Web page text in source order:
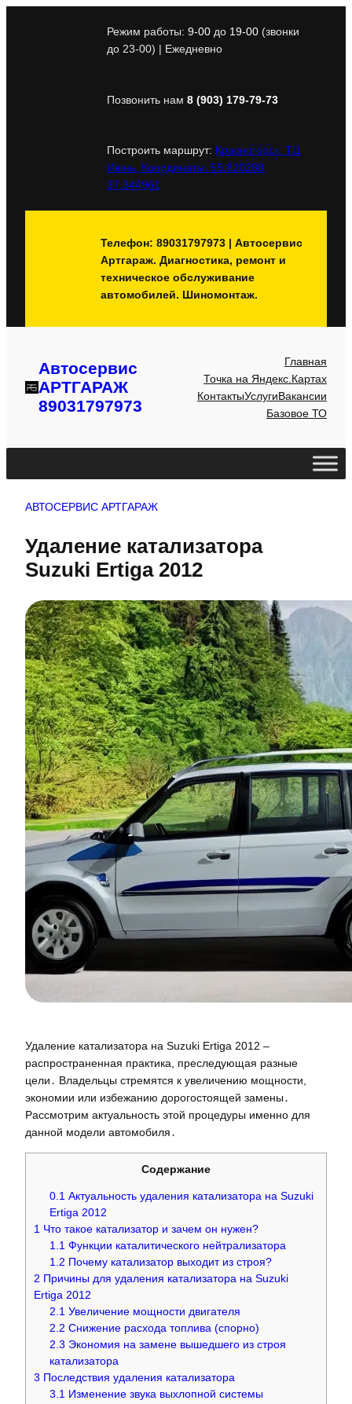
Режим работы: 9-00 до 19-00 (звонки
до 23-00) | Ежедневно
Позвонить нам 8 (903) 179-79-73
Построить маршрут: Красногорск, ТЦ
Июнь, Координаты: 55.820288,
37.344961
Телефон: 89031797973 | Автосервис
Артгараж. Диагностика, ремонт и
техническое обслуживание
автомобилей. Шиномонтаж.
Автосервис
АРТГАРАЖ
89031797973
Главная
Точка на Яндекс.Картах
КонтактыУслугиВакансии
Базовое ТО
АВТОСЕРВИС АРТГАРАЖ
Удаление катализатора
Suzuki Ertiga 2012
Удаление катализатора на Suzuki Ertiga 2012 –
распространенная практика, преследующая разные
цели․ Владельцы стремятся к увеличению мощности,
экономии или избежанию дорогостоящей замены․
Рассмотрим актуальность этой процедуры именно для
данной модели автомобиля․
Содержание
0.1 Актуальность удаления катализатора на Suzuki
Ertiga 2012
1 Что такое катализатор и зачем он нужен?
1.1 Функции каталитического нейтрализатора
1.2 Почему катализатор выходит из строя?
2 Причины для удаления катализатора на Suzuki
Ertiga 2012
2.1 Увеличение мощности двигателя
2.2 Снижение расхода топлива (спорно)
2.3 Экономия на замене вышедшего из строя
катализатора
3 Последствия удаления катализатора
3.1 Изменение звука выхлопной системы